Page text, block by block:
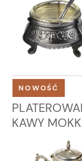
KAWY
NOWOŚĆ